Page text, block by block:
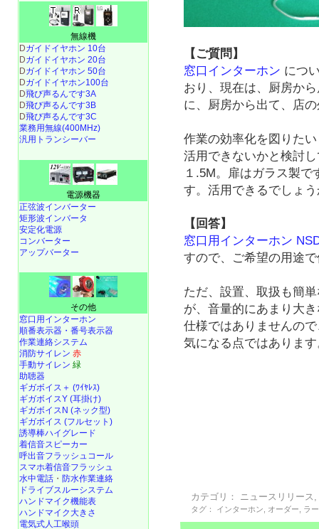
【ご質問】
窓口インターホン につ
おり、現在は、厨房か
に、厨房から出て、店
作業の効率化を図りた
活用できないかと検討
１.5M。扉はガラス製
す。活用できるでしょ
【回答】
窓口用インターホン
すので、ご希望の用途
ただ、設置、取扱も簡
が、音量的にあまり大
仕様ではありませんの
気になる点ではありま
カテゴリ： ニュースリリース
タグ： インターホン オーダー ラ
無線機
Dガイドイヤホン 10台
Dガイドイヤホン 20台
Dガイドイヤホン 50台
Dガイドイヤホン100台
D飛び声るんです3A
D飛び声るんです3B
D飛び声るんです3C
業務用無線(400MHz)
汎用トランシーバー
電源機器
正弦波インバーター
矩形波インバータ
安定化電源
コンバーター
アップバーター
その他
窓口用インターホン
順番表示器・番号表示器
作業連絡システム
消防サイレン 赤
手動サイレン 緑
助聴器
ギガボイス＋ (ﾜｲﾔﾚｽ)
ギガボイスY (耳掛け)
ギガボイスN (ネック型)
ギガボイス (フルセット)
誘導棒ハイグレード
着信音スピーカー
呼出音フラッシュコール
スマホ着信音フラッシュ
水中電話 ・ 防水作業連絡
ドライブスルーシステム
ハンドマイク機能表
ハンドマイク大きさ
電気式人工喉頭